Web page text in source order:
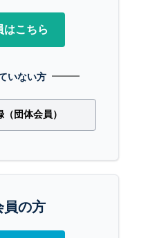
はこちら
いない方
団体会員）
員の方